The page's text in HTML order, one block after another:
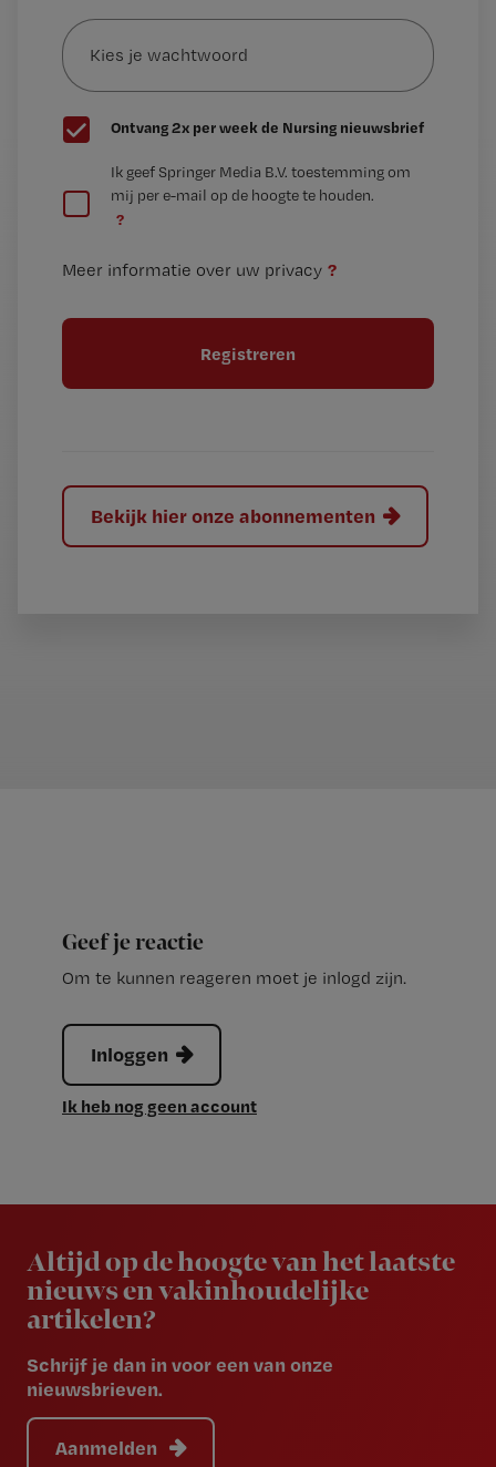
mailadres?
Kies
je
wachtwoord
G
e
t
Ontvang 2x per week de Nursing nieuwsbrief
e
t
l
Ik geef Springer Media B.V. toestemming om
mij per e-mail op de hoogte te houden.
?
Meer informatie over uw privacy ?
Bekijk hier onze abonnementen
Geef je reactie
Om te kunnen reageren moet je inlogd zijn.
Inloggen
Ik heb nog geen account
Altijd op de hoogte van het laatste
nieuws en vakinhoudelijke
artikelen?
Schrijf je dan in voor een van onze
nieuwsbrieven.
Aanmelden